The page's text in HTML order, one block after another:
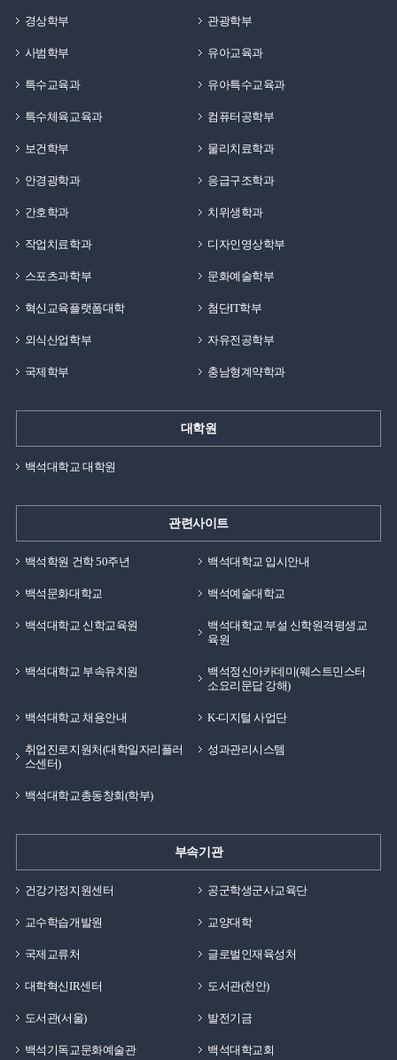
경상학부 관광학부
사범학부 유아교육과
특수교육과 유아특수교육과
특수체육교육과 컴퓨터공학부
보건학부 물리치료학과
안경광학과 응급구조학과
간호학과 치위생학과
작업치료학과 디자인영상학부
스포츠과학부 문화예술학부
혁신교육플랫폼대학 첨단IT학부
외식산업학부 자유전공학부
국제학부 충남형계약학과
대학원
백석대학교 대학원
관련사이트
백석학원 건학 50주년 백석대학교 입시안내
백석문화대학교 백석예술대학교
백석대학교 신학교육원
백석대학교 부설 신학원격평생교
육원
백석대학교 부속유치원
백석정신아카데미(웨스트민스터
소요리문답 강해)
백석대학교 채용안내 K-디지털 사업단
취업진로지원처(대학일자리플러
스센터)
성과관리시스템
백석대학교총동창회(학부)
부속기관
건강가정지원센터 공군학생군사교육단
교수학습개발원 교양대학
국제교류처 글로벌인재육성처
대학혁신IR센터 도서관(천안)
도서관(서울) 발전기금
백석기독교문화예술관 백석대학교회